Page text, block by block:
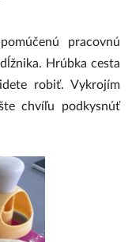
pracovnú
Hrúbka cesta
robiť. Vykrojím
chvíľu podkysnúť